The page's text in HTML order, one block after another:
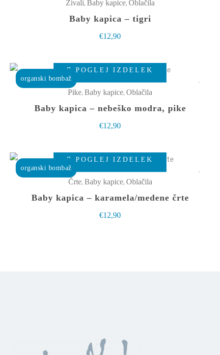
izberete
na
izdelka
Živali, Baby kapice, Oblačila
Baby kapica – tigri
€12,90
organski bombaž
POGLEJ IZDELEK
Ta
več
izberete
na
izdelka
Pike, Baby kapice, Oblačila
Baby kapica – nebeško modra, pike
€12,90
organski bombaž
POGLEJ IZDELEK
Ta
več
Črte, Baby kapice, Oblačila
Baby kapica – karamela/medene črte
€12,90